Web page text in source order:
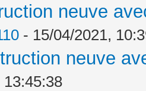
neuve
- 15/04/2021,
neuve
13:45:38